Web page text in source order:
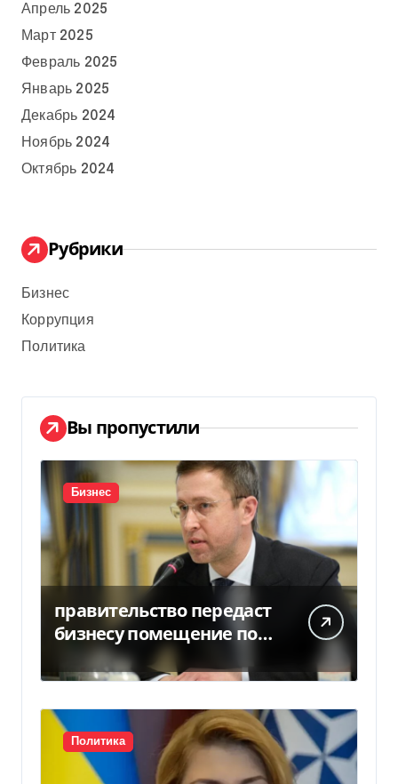
Апрель 2025
Март 2025
Февраль 2025
Январь 2025
Декабрь 2024
Ноябрь 2024
Октябрь 2024
Рубрики
Бизнес
Коррупция
Политика
Вы пропустили
Бизнес
правительство передаст
бизнесу помещение под
склады
Политика